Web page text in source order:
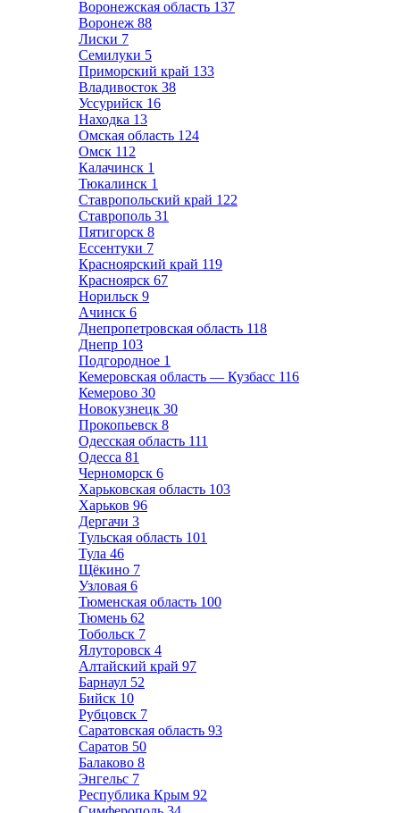
Воронежская область 137
Воронеж 88
Лиски 7
Семилуки 5
Приморский край 133
Владивосток 38
Уссурийск 16
Находка 13
Омская область 124
Омск 112
Калачинск 1
Тюкалинск 1
Ставропольский край 122
Ставрополь 31
Пятигорск 8
Ессентуки 7
Красноярский край 119
Красноярск 67
Норильск 9
Ачинск 6
Днепропетровская область 118
Днепр 103
Подгородное 1
Кемеровская область — Кузбасс 116
Кемерово 30
Новокузнецк 30
Прокопьевск 8
Одесская область 111
Одесса 81
Черноморск 6
Харьковская область 103
Харьков 96
Дергачи 3
Тульская область 101
Тула 46
Щёкино 7
Узловая 6
Тюменская область 100
Тюмень 62
Тобольск 7
Ялуторовск 4
Алтайский край 97
Барнаул 52
Бийск 10
Рубцовск 7
Саратовская область 93
Саратов 50
Балаково 8
Энгельс 7
Республика Крым 92